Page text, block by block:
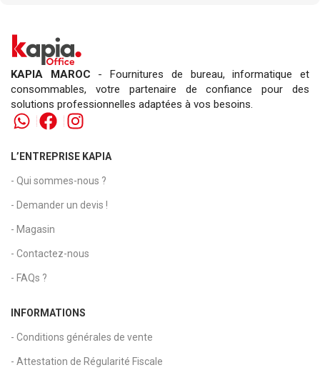
KAPIA MAROC - Fournitures de bureau, informatique et
consommables, votre partenaire de confiance pour des
solutions professionnelles adaptées à vos besoins.
L’ENTREPRISE KAPIA
- Qui sommes-nous ?
- Demander un devis !
- Magasin
- Contactez-nous
- FAQs ?
INFORMATIONS
- Conditions générales de vente
- Attestation de Régularité Fiscale